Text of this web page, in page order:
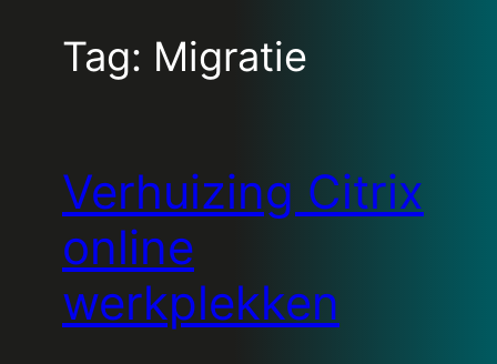
Tag: Migratie
Verhuizing Citrix
online
werkplekken